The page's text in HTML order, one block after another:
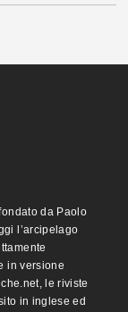
da Paolo
l’arcipelago
in versione
le riviste
in inglese ed